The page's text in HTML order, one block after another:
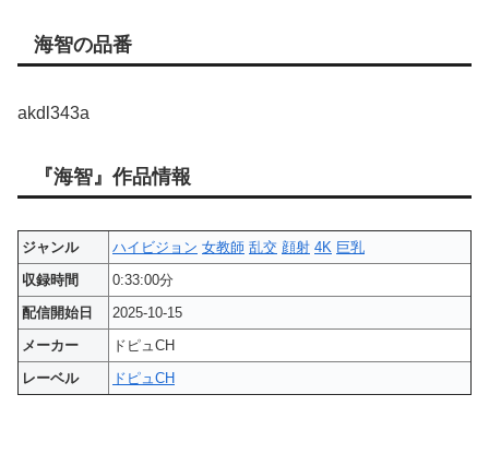
海智の品番
akdl343a
『海智』作品情報
ジャンル ハイビジョン 女教師 乱交 顔射 4K 巨乳
収録時間
0:33:00分
配信開始日
2025-10-15
メーカー
ドピュCH
レーベル
ドピュCH